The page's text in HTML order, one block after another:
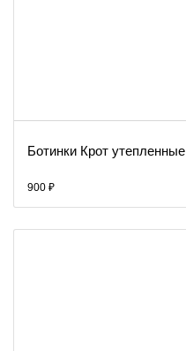
Ботинки Крот утепленные
900 ₽